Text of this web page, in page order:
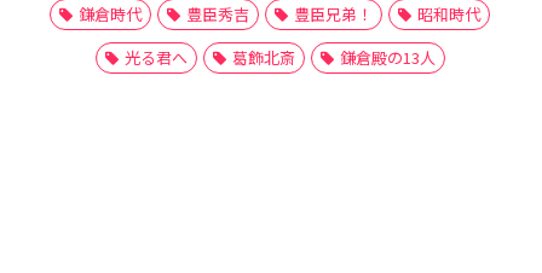
鎌倉時代
豊臣秀吉 豊臣兄弟！
昭和時代
光る君へ
葛飾北斎 鎌倉殿の13人